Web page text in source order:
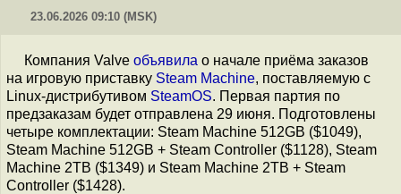
23.06.2026 09:10 (MSK)
Компания Valve объявила о начале приёма заказов
на игровую приставку Steam Machine, поставляемую с
Linux-дистрибутивом SteamOS. Первая партия по
предзаказам будет отправлена 29 июня. Подготовлены
четыре комплектации: Steam Machine 512GB ($1049),
Steam Machine 512GB + Steam Controller ($1128), Steam
Machine 2TB ($1349) и Steam Machine 2TB + Steam
Controller ($1428).